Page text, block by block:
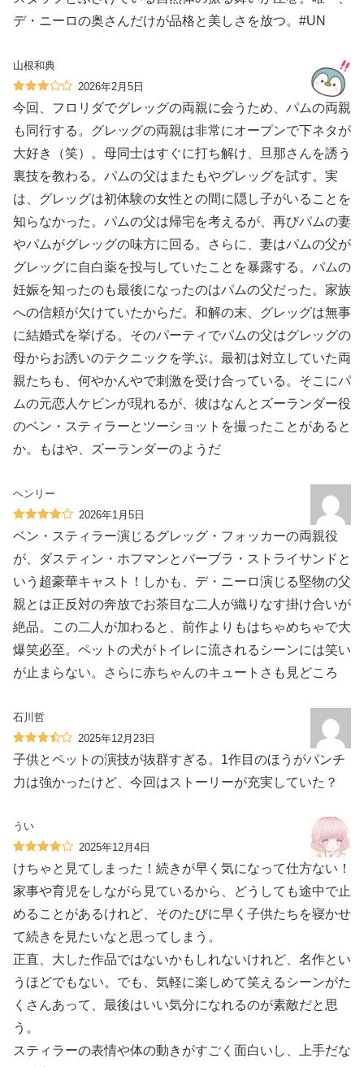
デ・ニーロの奥さんだけが品格と美しさを放つ。#UN
山根和典
2026年2月5日
今回、フロリダでグレッグの両親に会うため、パムの両親
も同行する。グレッグの両親は非常にオープンで下ネタが
大好き（笑）。母同士はすぐに打ち解け、旦那さんを誘う
裏技を教わる。パムの父はまたもやグレッグを試す。実
は、グレッグは初体験の女性との間に隠し子がいることを
知らなかった。パムの父は帰宅を考えるが、再びパムの妻
やパムがグレッグの味方に回る。さらに、妻はパムの父が
グレッグに自白薬を投与していたことを暴露する。パムの
妊娠を知ったのも最後になったのはパムの父だった。家族
への信頼が欠けていたからだ。和解の末、グレッグは無事
に結婚式を挙げる。そのパーティでパムの父はグレッグの
母からお誘いのテクニックを学ぶ。最初は対立していた両
親たちも、何やかんやで刺激を受け合っている。そこにパ
ムの元恋人ケビンが現れるが、彼はなんとズーランダー役
のベン・スティラーとツーショットを撮ったことがあると
か。もはや、ズーランダーのようだ
ヘンリー
2026年1月5日
ベン・スティラー演じるグレッグ・フォッカーの両親役
が、ダスティン・ホフマンとバーブラ・ストライサンドと
いう超豪華キャスト！しかも、デ・ニーロ演じる堅物の父
親とは正反対の奔放でお茶目な二人が織りなす掛け合いが
絶品。この二人が加わると、前作よりもはちゃめちゃで大
爆笑必至。ペットの犬がトイレに流されるシーンには笑い
が止まらない。さらに赤ちゃんのキュートさも見どころ️
石川哲
2025年12月23日
子供とペットの演技が抜群すぎる。1作目のほうがパンチ
力は強かったけど、今回はストーリーが充実していた？
うい
2025年12月4日
けちゃと見てしまった！続きが早く気になって仕方ない！
家事や育児をしながら見ているから、どうしても途中で止
めることがあるけれど、そのたびに早く子供たちを寝かせ
て続きを見たいなと思ってしまう。
正直、大した作品ではないかもしれないけれど、名作とい
うほどでもない。でも、気軽に楽しめて笑えるシーンがた
くさんあって、最後はいい気分になれるのが素敵だと思
う。
スティラーの表情や体の動きがすごく面白いし、上手だな